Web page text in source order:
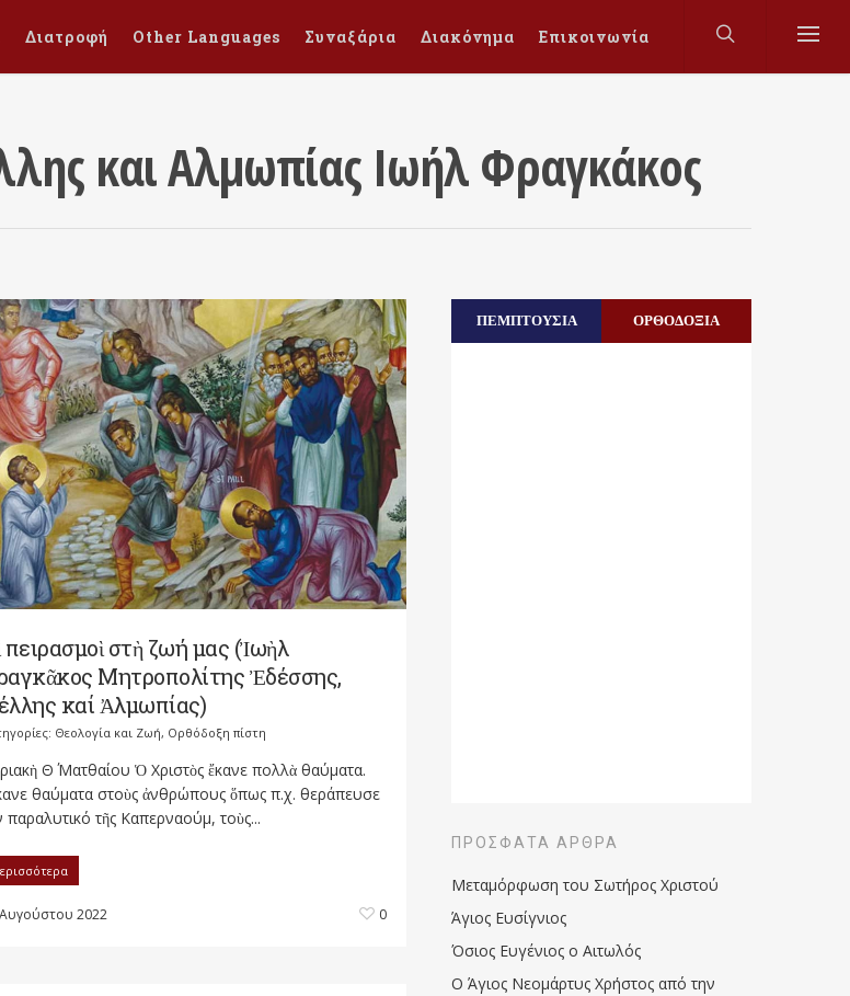
Διατροφή Other Languages Συναξάρια Διακόνημα Επικοινωνία
και Αλμωπίας Ιωήλ Φραγκάκος
πειρασμοὶ στὴ ζωή μας (Ἰωὴλ
Μητροπολίτης Ἐδέσσης,
καί Ἀλμωπίας)
Θεολογία και Ζωή, Ορθόδοξη πίστη
Θ΄ Ματθαίου Ὁ Χριστὸς ἔκανε πολλὰ θαύματα.
θαύματα στοὺς ἀνθρώπους ὅπως π.χ. θεράπευσε
παραλυτικό τῆς Καπερναούμ, τοὺς...
2022 0
ΠΕΜΠΤΟΥΣΙΑ ΟΡΘΟΔΟΞΙΑ
ΠΡΌΣΦΑΤΑ ΆΡΘΡΑ
Μεταμόρφωση του Σωτήρος Χριστού
Άγιος Ευσίγνιος
Όσιος Ευγένιος ο Αιτωλός
Ο Άγιος Νεομάρτυς Χρήστος από την